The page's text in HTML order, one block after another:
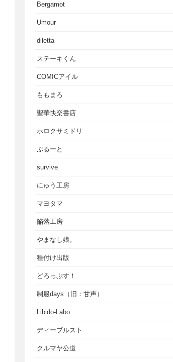
Bergamot
Umour
diletta
ステーキくん
COMICアイル
ももまろ
聖華快楽書店
ホロクサミドリ
ぶるーと
survive
にゅう工房
マヨタマ
陥落工房
やまなし娘。
種付け出版
どろっぷす！
制服days（旧：甘声）
Libido-Labo
ディーブルスト
クルマヤ公道